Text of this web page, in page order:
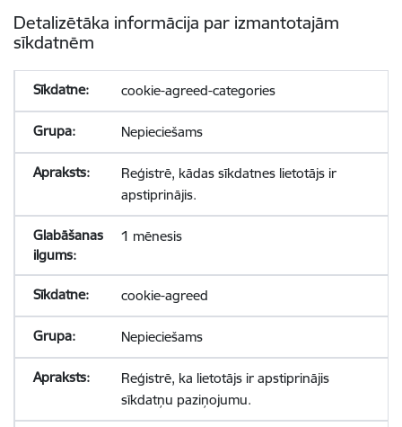
Detalizētāka informācija par izmantotajām
sīkdatnēm
cookie-agreed-categories
Nepieciešams
Reģistrē, kādas sīkdatnes lietotājs ir
apstiprinājis.
1 mēnesis
cookie-agreed
Nepieciešams
Reģistrē, ka lietotājs ir apstiprinājis
sīkdatņu paziņojumu.